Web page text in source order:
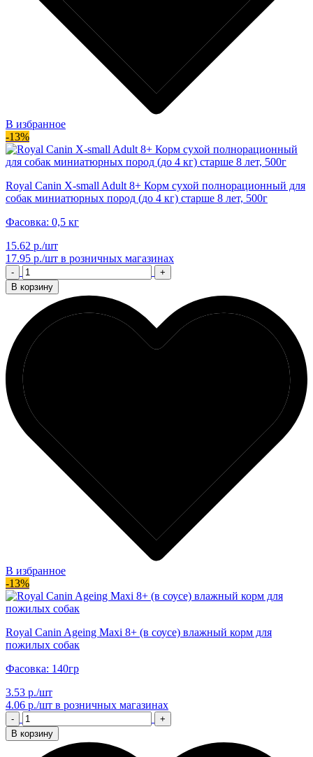
В избранное
-13%
Royal Canin X-small Adult 8+ Корм сухой полнорационный для
собак миниатюрных пород (до 4 кг) старше 8 лет, 500г
Фасовка: 0,5 кг
15.62 р./шт
17.95 р./шт в розничных магазинах
-
+
В корзину
В избранное
-13%
Royal Canin Ageing Maxi 8+ (в соусе) влажный корм для
пожилых собак
Фасовка: 140гр
3.53 р./шт
4.06 р./шт в розничных магазинах
-
+
В корзину